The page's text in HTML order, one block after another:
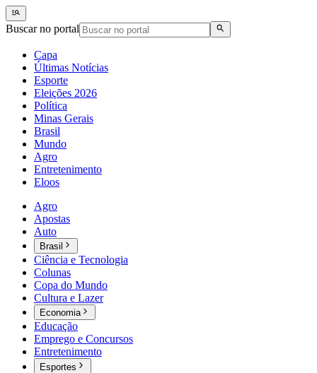
Buscar no portal
Capa
Últimas Notícias
Esporte
Eleições 2026
Política
Minas Gerais
Brasil
Mundo
Agro
Entretenimento
Eloos
Agro
Apostas
Auto
Brasil
Ciência e Tecnologia
Colunas
Copa do Mundo
Cultura e Lazer
Economia
Educação
Emprego e Concursos
Entretenimento
Esportes